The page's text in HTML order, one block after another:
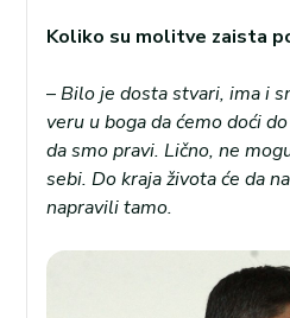
Koliko su molitve zaista
–Bilo je dosta stvari, ima i
veru u boga da ćemo doći
da smo pravi. Lično, ne
sebi. Do kraja života će da
napravili tamo.